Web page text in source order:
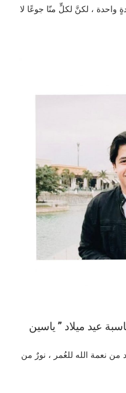
واحدة ، لكنَّ لكلٍّ منّا جوعًا لا
عيد ميلاد ” ياسين
من نعمة الله للعُمر ، نورٌ من